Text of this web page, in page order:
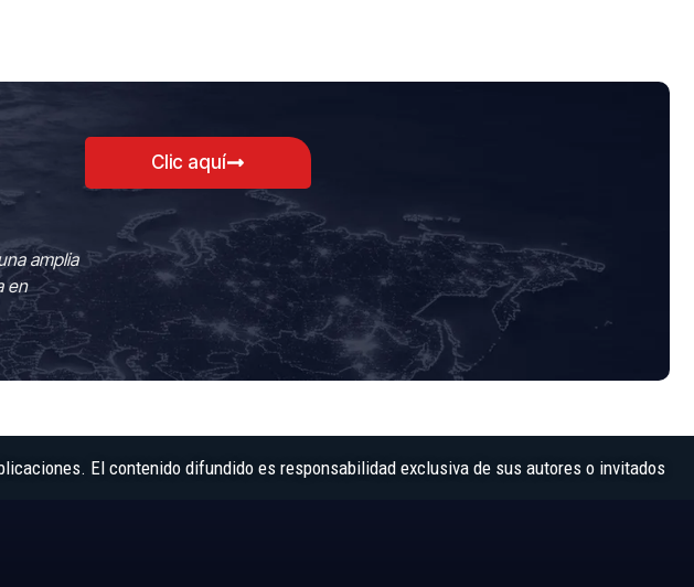
amplia
en
Clic aquí
El contenido difundido es responsabilidad exclusiva de sus autores o invitados